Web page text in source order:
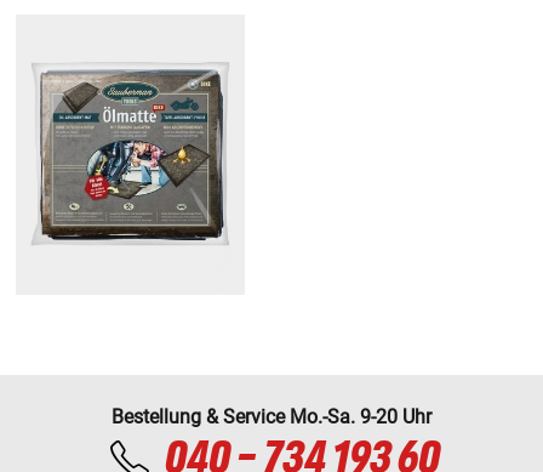
Bestellung & Service Mo.-Sa. 9-20 Uhr
040 - 734 193 60